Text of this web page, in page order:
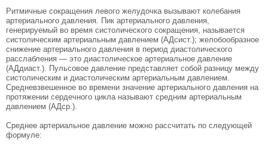
Ритмичные сокращения левого желудочка вызывают колебания
артериального давления. Пик артериального давления,
генерируемый во время систолического сокращения, называется
систолическим артериальным давлением (АДсист.); желобообразное
снижение артериального давления в период диастолического
расслабления — это диастолическое артериальное давление
(АДдиаст.). Пульсовое давление представляет собой разницу между
систолическим и диастолическим артериальным давлением.
Средневзвешенное во времени значение артериального давления на
протяжении сердечного цикла называют средним артериальным
давлением (АДср.).
Среднее артериальное давление можно рассчитать по следующей
формуле: